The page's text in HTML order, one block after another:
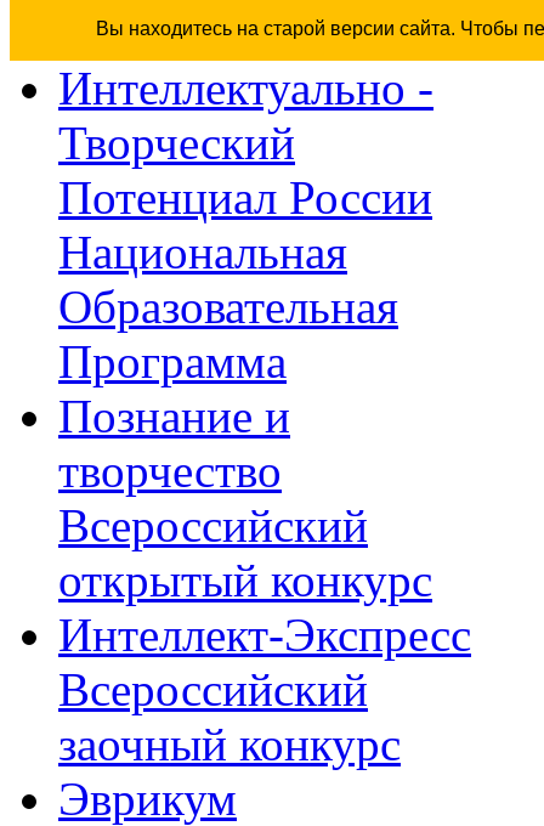
Вы находитесь на старой версии сайта. Чтобы
Интеллектуально -
Творческий
Потенциал России
Национальная
Образовательная
Программа
Познание и
творчество
Всероссийский
открытый конкурс
Интеллект-Экспресс
Всероссийский
заочный конкурс
Эврикум